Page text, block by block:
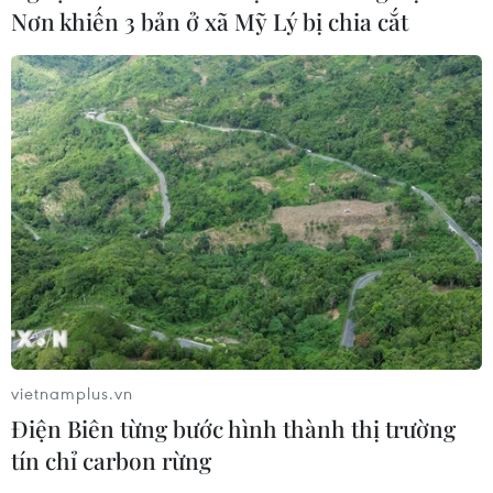
Xem thêm
CƠ QUAN CHỦ QUẢN: THÔNG TẤN XÃ VIỆT NAM
Tổng Biên tập: TRẦN TIẾN DUẨN
Phó Tổng Biên tập: NGUYỄN THỊ TÁM, KHÚC THANH
THỦY
Sở hữu trí tuệ
RSS
Hỗ trợ
Ngôn ngữ
Nơn khiến 3 bản ở xã Mỹ Lý bị chia cắt
vietnamplus.vn
Điện Biên từng bước hình thành thị trường
tín chỉ carbon rừng